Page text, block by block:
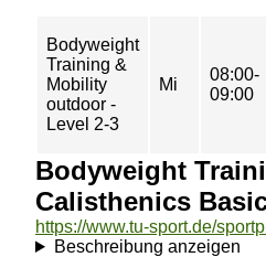
Bodyweight
Training &
Mobility
outdoor -
Level 2-3
Mi
08:00-
09:00
Bodyweight
Calisthenics
Beschreibung anzeigen